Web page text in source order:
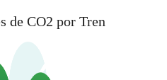
de CO2 por Tren